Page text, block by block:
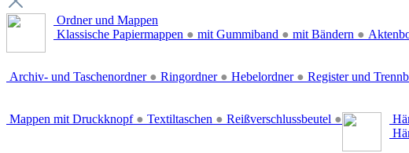
Ordner und Mappen
Klassische Papiermappen ● mit Gummiband ● mit Bändern ●
Archiv- und Taschenordner ● Ringordner ● Hebelordner ● Register und
Mappen mit Druckknopf ● Textiltaschen ● Reißverschlussbeutel ●